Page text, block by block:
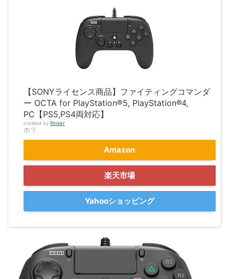
【SONYライセンス商品】ファイティングコマンダ
ー OCTA for PlayStation®5, PlayStation®4,
PC【PS5,PS4両対応】
created by Rinker
ホリ
Amazon
楽天市場
Yahooショッピング